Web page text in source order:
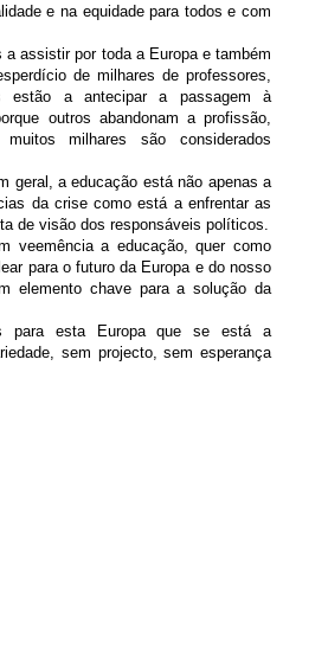
e na equidade para todos e com
a assistir por toda a Europa e também
de milhares de professores,
estão a antecipar a passagem à
outros abandonam a profissão,
milhares são considerados
geral, a educação está não apenas a
da crise como está a enfrentar as
de visão dos responsáveis políticos.
veemência a educação, quer como
para o futuro da Europa e do nosso
elemento chave para a solução da
para esta Europa que se está a
sem projecto, sem esperança